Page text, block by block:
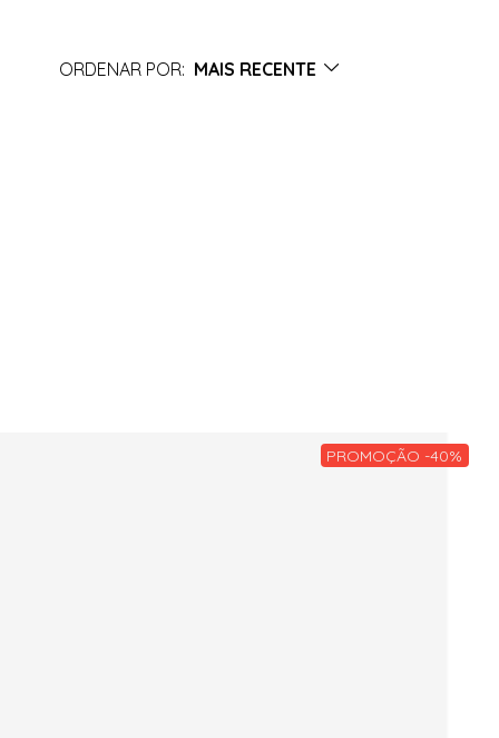
ORDENAR POR: MAIS RECENTE
PROMOÇÃO -40%